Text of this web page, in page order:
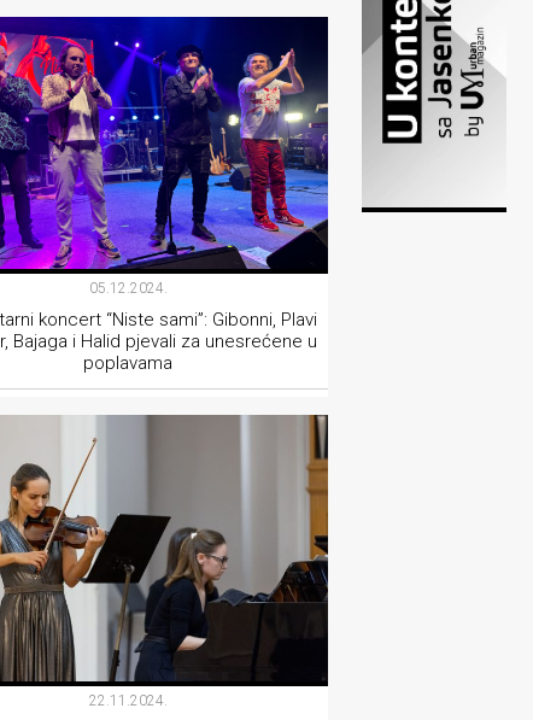
05.12.2024.
koncert “Niste sami”: Gibonni, Plavi
Bajaga i Halid pjevali za unesrećene u
poplavama
22.11.2024.